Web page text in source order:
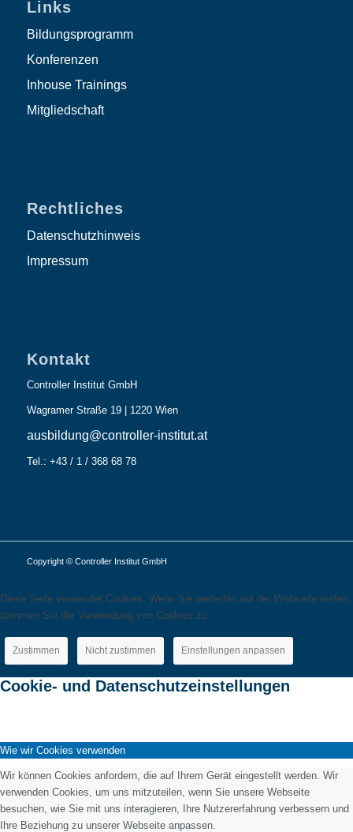
Links
Bildungsprogramm
Konferenzen
Inhouse Trainings
Mitgliedschaft
Rechtliches
Datenschutzhinweis
Impressum
Kontakt
Controller Institut GmbH
Wagramer Straße 19 | 1220 Wien
ausbildung@controller-institut.at
Tel.: +43 / 1 / 368 68 78
Copyright © Controller Institut GmbH
Diese Seite verwendet Cookies. Wenn Sie weiterhin auf der Webseite surfen,
stimmen Sie der Verwendung von Cookies zu.
Zustimmen Nicht zustimmen Einstellungen anpassen
Cookie- und Datenschutzeinstellungen
Wie wir Cookies verwenden
Wir können Cookies anfordern, die auf Ihrem Gerät eingestellt werden. Wir
verwenden Cookies, um uns mitzuteilen, wenn Sie unsere Webseite
besuchen, wie Sie mit uns interagieren, Ihre Nutzererfahrung verbessern und
Ihre Beziehung zu unserer Webseite anpassen.